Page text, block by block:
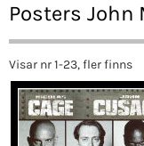
Posters John
Visar nr 1-23, fler finns